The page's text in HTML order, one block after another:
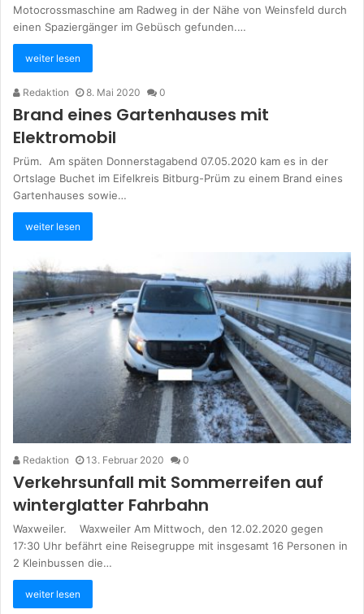
Motocrossmaschine am Radweg in der Nähe von Weinsfeld durch
einen Spaziergänger im Gebüsch gefunden.…
weiter lesen
Redaktion 8. Mai 2020 0
Brand eines Gartenhauses mit
Elektromobil
Prüm. Am späten Donnerstagabend 07.05.2020 kam es in der
Ortslage Buchet im Eifelkreis Bitburg-Prüm zu einem Brand eines
Gartenhauses sowie…
weiter lesen
Redaktion 13. Februar 2020 0
Verkehrsunfall mit Sommerreifen auf
winterglatter Fahrbahn
Waxweiler. Waxweiler Am Mittwoch, den 12.02.2020 gegen
17:30 Uhr befährt eine Reisegruppe mit insgesamt 16 Personen in
2 Kleinbussen die…
weiter lesen